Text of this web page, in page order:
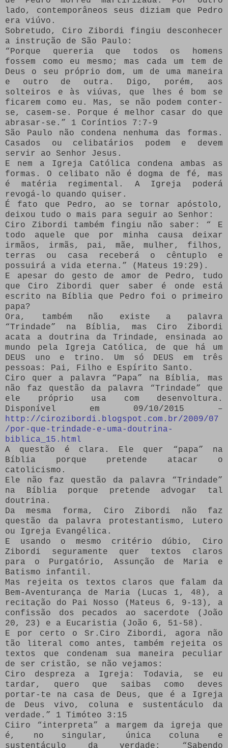
lado, contemporâneos seus diziam que Pedro
era viúvo.
Sobretudo, Ciro Zibordi fingiu desconhecer
a instrução de São Paulo:
“Porque quereria que todos os homens
fossem como eu mesmo; mas cada um tem de
Deus o seu próprio dom, um de uma maneira
e outro de outra. Digo, porém, aos
solteiros e às viúvas, que lhes é bom se
ficarem como eu. Mas, se não podem conter-
se, casem-se. Porque é melhor casar do que
abrasar-se.” 1 Coríntios 7:7-9
São Paulo não condena nenhuma das formas.
Casados ou celibatários podem e devem
servir ao Senhor Jesus.
E nem a Igreja Católica condena ambas as
formas. O celibato não é dogma de fé, mas
é matéria regimental. A Igreja poderá
revogá-lo quando quiser.
É fato que Pedro, ao se tornar apóstolo,
deixou tudo o mais para seguir ao Senhor:
Ciro Zibordi também fingiu não saber: “ E
todo aquele que por minha causa deixar
irmãos, irmãs, pai, mãe, mulher, filhos,
terras ou casa receberá o cêntuplo e
possuirá a vida eterna.” (Mateus 19:29).
E apesar do gesto de amor de Pedro, tudo
que Ciro Zibordi quer saber é onde está
escrito na Bíblia que Pedro foi o primeiro
papa?
Ora, também não existe a palavra
“Trindade” na Bíblia, mas Ciro Zibordi
acata a doutrina da Trindade, ensinada ao
mundo pela Igreja Católica, de que há um
DEUS uno e trino. Um só DEUS em três
pessoas: Pai, Filho e Espírito Santo.
Ciro quer a palavra “Papa” na Bíblia, mas
não faz questão da palavra “Trindade” que
ele próprio usa com desenvoltura.
Disponível em 09/10/2015 –
http://cirozibordi.blogspot.com.br/2009/07
/por-que-trindade-e-uma-doutrina-
biblica_15.html
A questão é clara. Ele quer “papa” na
Bíblia porque pretende atacar o
catolicismo.
Ele não faz questão da palavra “Trindade”
na Bíblia porque pretende advogar tal
doutrina.
Da mesma forma, Ciro Zibordi não faz
questão da palavra protestantismo, Lutero
ou Igreja Evangélica.
E usando o mesmo critério dúbio, Ciro
Zibordi seguramente quer textos claros
para o Purgatório, Assunção de Maria e
Batismo infantil.
Mas rejeita os textos claros que falam da
Bem-Aventurança de Maria (Lucas 1, 48), a
recitação do Pai Nosso (Mateus 6, 9-13), a
confissão dos pecados ao sacerdote (João
20, 23) e a Eucaristia (João 6, 51-58).
E por certo o Sr.Ciro Zibordi, agora não
tão literal como antes, também rejeita os
textos que condenam sua maneira peculiar
de ser cristão, se não vejamos:
Ciro despreza a Igreja: Todavia, se eu
tardar, quero que saibas como deves
portar-te na casa de Deus, que é a Igreja
de Deus vivo, coluna e sustentáculo da
verdade.” 1 Timóteo 3:15
Ciiro “interpreta” a margem da igreja que
é, no singular, única coluna e
sustentáculo da verdade: “Sabendo